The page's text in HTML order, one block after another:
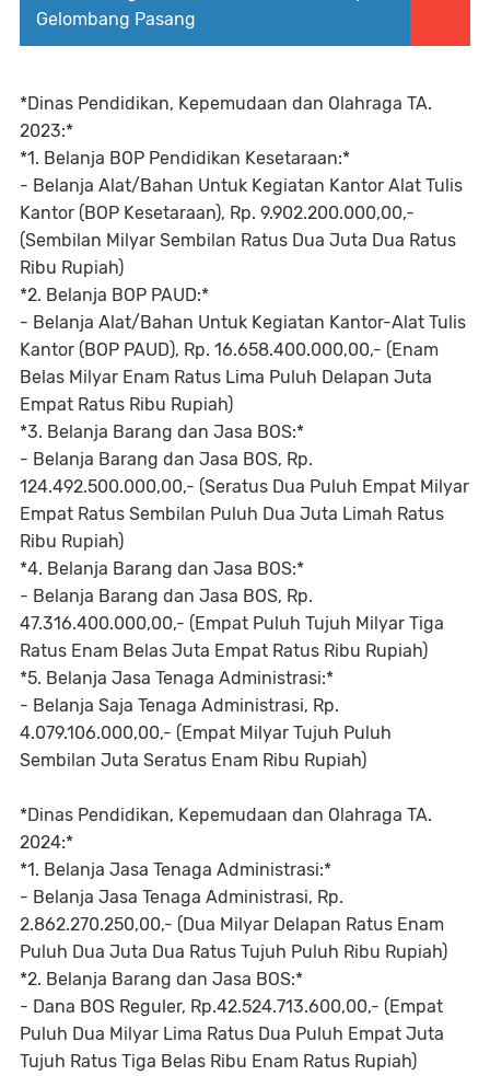
Gelombang Pasang
*Dinas Pendidikan, Kepemudaan dan Olahraga TA.
2023:*
*1. Belanja BOP Pendidikan Kesetaraan:*
- Belanja Alat/Bahan Untuk Kegiatan Kantor Alat Tulis
Kantor (BOP Kesetaraan), Rp. 9.902.200.000,00,-
(Sembilan Milyar Sembilan Ratus Dua Juta Dua Ratus
Ribu Rupiah)
*2. Belanja BOP PAUD:*
- Belanja Alat/Bahan Untuk Kegiatan Kantor-Alat Tulis
Kantor (BOP PAUD), Rp. 16.658.400.000,00,- (Enam
Belas Milyar Enam Ratus Lima Puluh Delapan Juta
Empat Ratus Ribu Rupiah)
*3. Belanja Barang dan Jasa BOS:*
- Belanja Barang dan Jasa BOS, Rp.
124.492.500.000,00,- (Seratus Dua Puluh Empat Milyar
Empat Ratus Sembilan Puluh Dua Juta Limah Ratus
Ribu Rupiah)
*4. Belanja Barang dan Jasa BOS:*
- Belanja Barang dan Jasa BOS, Rp.
47.316.400.000,00,- (Empat Puluh Tujuh Milyar Tiga
Ratus Enam Belas Juta Empat Ratus Ribu Rupiah)
*5. Belanja Jasa Tenaga Administrasi:*
- Belanja Saja Tenaga Administrasi, Rp.
4.079.106.000,00,- (Empat Milyar Tujuh Puluh
Sembilan Juta Seratus Enam Ribu Rupiah)
*Dinas Pendidikan, Kepemudaan dan Olahraga TA.
2024:*
*1. Belanja Jasa Tenaga Administrasi:*
- Belanja Jasa Tenaga Administrasi, Rp.
2.862.270.250,00,- (Dua Milyar Delapan Ratus Enam
Puluh Dua Juta Dua Ratus Tujuh Puluh Ribu Rupiah)
*2. Belanja Barang dan Jasa BOS:*
- Dana BOS Reguler, Rp.42.524.713.600,00,- (Empat
Puluh Dua Milyar Lima Ratus Dua Puluh Empat Juta
Tujuh Ratus Tiga Belas Ribu Enam Ratus Rupiah)